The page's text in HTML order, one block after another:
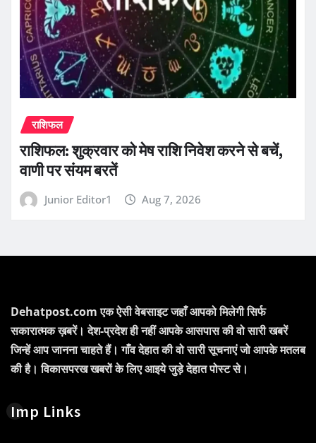
राशिफल
राशिफल: शुक्रवार को मेष राशि निवेश करने से बचें,
वाणी पर संयम बरतें
Junior Editor1 Aug 7, 2026
Dehatpost.com एक ऐसी वेबसाइट जहाँ आपको मिलेगी सिर्फ
सकारात्मक ख़बरें। देश-प्रदेश ही नहीं आपके आसपास की वो सारी खबरें
जिन्हें आप जानना चाहते हैं। गाँव देहात की वो सारी सूचनाएं जो आपके मतलब
की है। विकासपरख खबरों के लिए आइये जुड़े देहात पोस्ट से।
Imp Links